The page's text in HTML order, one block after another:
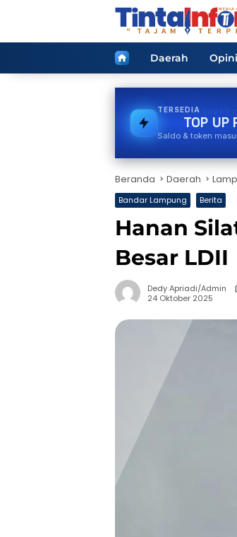
HomeDaerah Opini
TERSEDIA
TOP UP
Saldo & token
Beranda Daerah
Bandar Lampung Berita
Hanan
Besar LDII
Dedy Apriadi/Admin
24 Oktober 2025